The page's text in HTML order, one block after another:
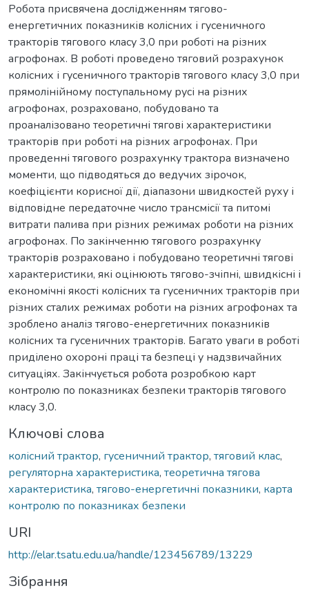
Робота присвячена дослідженням тягово-
енергетичних показників колісних і гусеничного
тракторів тягового класу 3,0 при роботі на різних
агрофонах. В роботі проведено тяговий розрахунок
колісних і гусеничного тракторів тягового класу 3,0 при
прямолінійному поступальному русі на різних
агрофонах, розраховано, побудовано та
проаналізовано теоретичні тягові характеристики
тракторів при роботі на різних агрофонах. При
проведенні тягового розрахунку трактора визначено
моменти, що підводяться до ведучих зірочок,
коефіцієнти корисної дії, діапазони швидкостей руху і
відповідне передаточне число трансмісії та питомі
витрати палива при різних режимах роботи на різних
агрофонах. По закінченню тягового розрахунку
тракторів розраховано і побудовано теоретичні тягові
характеристики, які оцінюють тягово-зчіпні, швидкісні і
економічні якості колісних та гусеничних тракторів при
різних сталих режимах роботи на різних агрофонах та
зроблено аналіз тягово-енергетичних показників
колісних та гусеничних тракторів. Багато уваги в роботі
приділено охороні праці та безпеці у надзвичайних
ситуаціях. Закінчується робота розробкою карт
контролю по показниках безпеки тракторів тягового
класу 3,0.
Ключові слова
колісний трактор, гусеничний трактор, тяговий клас,
регуляторна характеристика, теоретична тягова
характеристика, тягово-енергетичні показники, карта
контролю по показниках безпеки
URI
http://elar.tsatu.edu.ua/handle/123456789/13229
Зібрання